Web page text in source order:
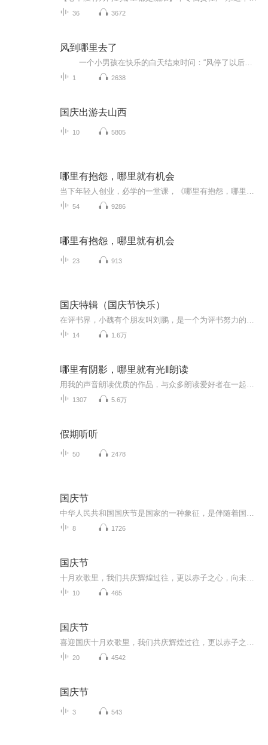
36 3672
风到哪里去了
1 2638
国庆出游去山西
10 5805
哪里有抱怨，哪里就有机会
54 9286
哪里有抱怨，哪里就有机会
23 913
国庆特辑（国庆节快乐）
14 1.6万
哪里有阴影，哪里就有光‖朗读
1307 5.6万
假期听听
50 2478
国庆节
8 1726
国庆节
10 465
国庆节
20 4542
国庆节
3 543